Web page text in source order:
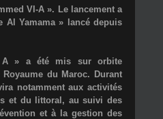
VI-A ». Le lancement a
Al Yamama» lancé depuis
A » a été mis sur orbite
du Maroc. Durant
notamment aux activités
et du littoral, au suivi des
et à la gestion des